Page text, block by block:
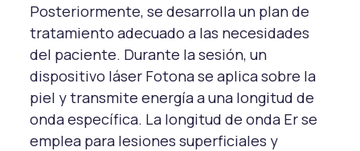
Posteriormente, se desarrolla un plan de
tratamiento adecuado a las necesidades
del paciente. Durante la sesión, un
dispositivo láser Fotona se aplica sobre la
piel y transmite energía a una longitud de
onda específica. La longitud de onda Er se
emplea para lesiones superficiales y